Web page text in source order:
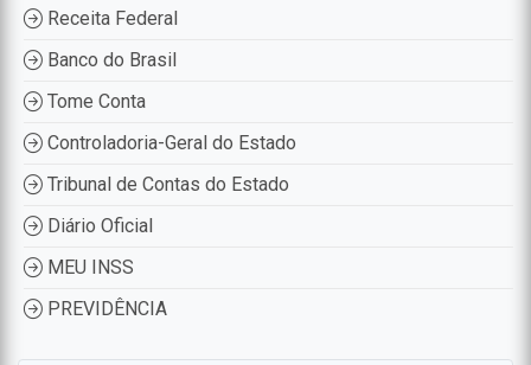
Receita Federal
Banco do Brasil
Tome Conta
Controladoria-Geral do Estado
Tribunal de Contas do Estado
Diário Oficial
MEU INSS
PREVIDÊNCIA